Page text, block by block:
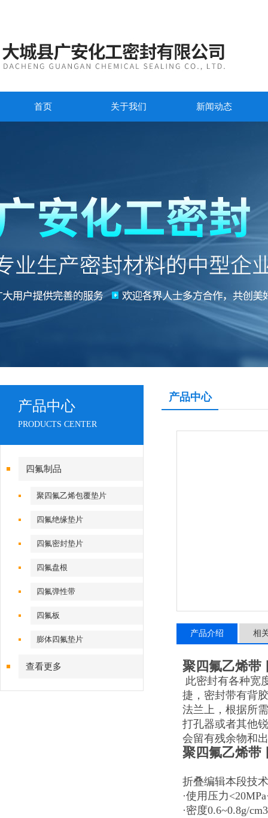
首页 关于我们 新闻动态
产品中心
PRODUCTS CENTER
四氟制品
聚四氟乙烯包覆垫片
四氟绝缘垫片
四氟密封垫片
四氟盘根
四氟弹性带
四氟板
膨体四氟垫片
查看更多
产品中心
产品介绍 相
聚四氟乙烯带
此密封有各种宽
捷，密封带有背
法兰上，根据所
打孔器或者其他
会留有残余物和
聚四氟乙烯带
折叠编辑本段技
·使用压力
·密度0.6~0.8g/